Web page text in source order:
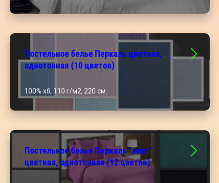
Постельное белье Перкаль цветная,
однотонная (10 цветов)
100% хб, 110 г/м2, 220 см.
Постельное белье Перкаль "элит"
цветная, однотонная (12 цветов)